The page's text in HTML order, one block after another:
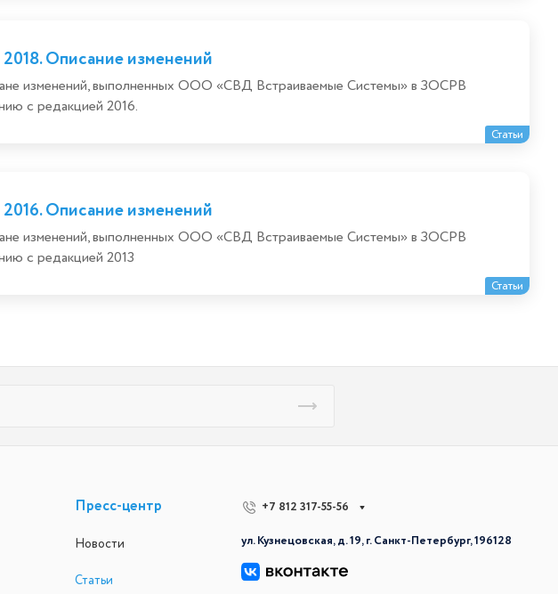
Статьи
Описание изменений
изменений, выполненных ООО «СВД Встраиваемые Системы» в ЗОСРВ
с редакцией 2016.
Статьи
Описание изменений
изменений, выполненных ООО «СВД Встраиваемые Системы» в ЗОСРВ
с редакцией 2013
Пресс-центр
Новости
Статьи
+7 812 317-55-56
ул. Кузнецовская, д. 19, г. Санкт-Петербург, 196128